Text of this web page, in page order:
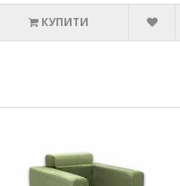
КУПИТИ